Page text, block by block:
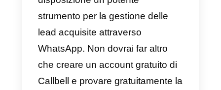
ed ovunqueessi siano, con un
elevato tasso di apertura dei
messaggi.
Generare lead di WhatsApp